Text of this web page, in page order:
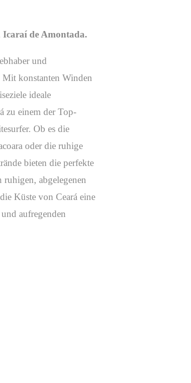
de Amontada.
und
Mit konstanten Winden
ideale
zu einem der Top-
Ob es die
oder die ruhige
bieten die perfekte
abgelegenen
Küste von Ceará eine
aufregenden